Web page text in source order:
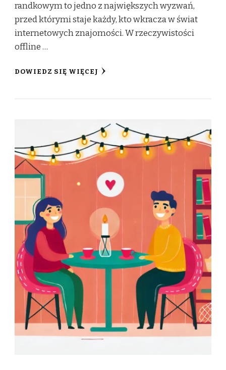
randkowym to jedno z największych wyzwań,
przed którymi staje każdy, kto wkracza w świat
internetowych znajomości. W rzeczywistości
offline …
DOWIEDZ SIĘ WIĘCEJ